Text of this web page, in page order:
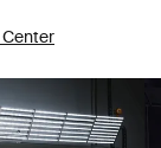
Center